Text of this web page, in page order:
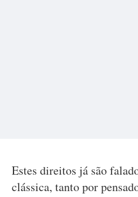
Estes direitos já são
clássica, tanto por